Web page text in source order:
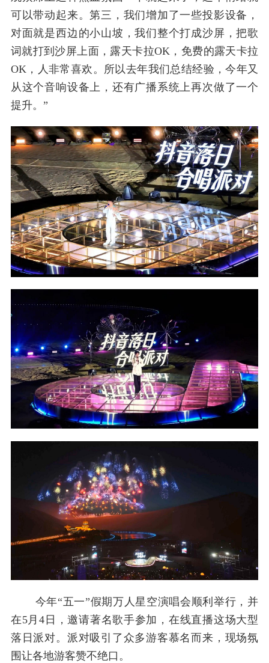
可以带动起来。第三，我们增加了一些投影设备，
对面就是西边的小山坡，我们整个打成沙屏，把歌
词就打到沙屏上面，露天卡拉OK，免费的露天卡拉
OK，人非常喜欢。所以去年我们总结经验，今年又
从这个音响设备上，还有广播系统上再次做了一个
提升。”
今年“五一”假期万人星空演唱会顺利举行，并
在5月4日，邀请著名歌手参加，在线直播这场大型
落日派对。派对吸引了众多游客慕名而来，现场氛
围让各地游客赞不绝口。